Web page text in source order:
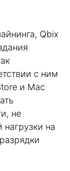
Qbix
с ним
и Mac
не
на